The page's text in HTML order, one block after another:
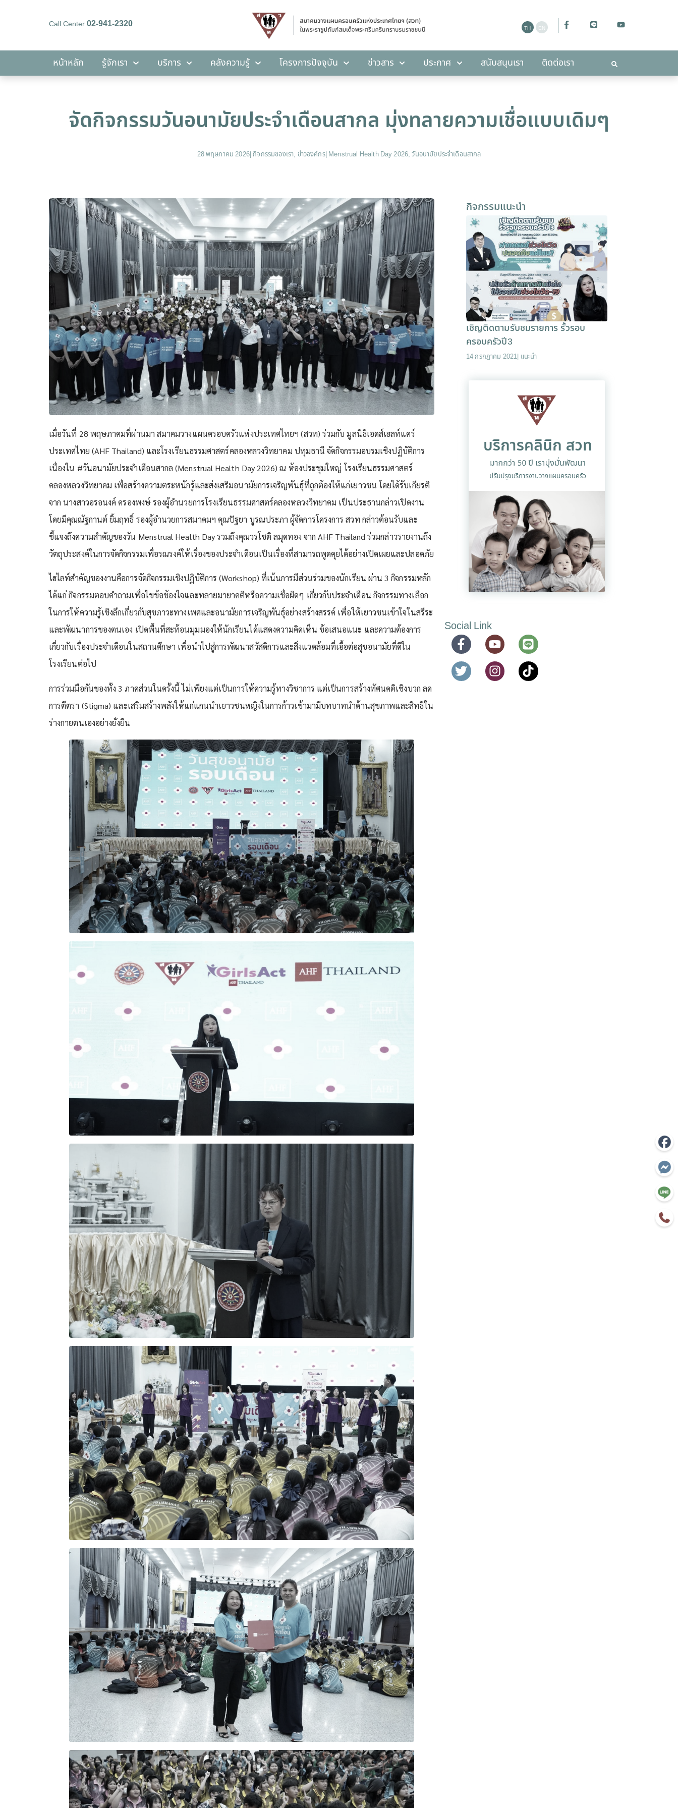
Call Center02-941-2320
หน้าหลัก รู้จักเรา บริการ คลังความรู้ โครงการปัจจุบัน ข่าวสาร ประกาศ สนับสนุนเรา ติดต่อเรา
คลังความรู้ โครงการปัจจุบัน สนับสนุนเรา
จัดกิจกรรมวันอนามัยประจำเดือนสากล มุ่งทลายความเชื่อแบบเดิมๆ
28 พฤษภาคม 2026| กิจกรรมของเรา, ข่าวองค์กร| Menstrual Health Day 2026,วันอนามัยประจำเดือนสากล
เมื่อวันที่ 28 พฤษภาคมที่ผ่านมา สมาคมวางแผนครอบครัวแห่งประเทศไทยฯ (สวท) ร่วมกับ มูลนิธิเอดส์เฮลท์แคร์
ประเทศไทย (AHF Thailand) และโรงเรียนธรรมศาสตร์คลองหลวงวิทยาคม ปทุมธานี จัดกิจกรรมอบรมเชิงปฏิบัติการ
เนื่องใน #วันอนามัยประจำเดือนสากล (Menstrual Health Day 2026) ณ ห้องประชุมใหญ่ โรงเรียนธรรมศาสตร์
คลองหลวงวิทยาคม เพื่อสร้างความตระหนักรู้และส่งเสริมอนามัยการเจริญพันธุ์ที่ถูกต้องให้แก่เยาวชน โดยได้รับเกียรติ
จาก นางสาวอรอนงค์ ครองพงษ์ รองผู้อำนวยการโรงเรียนธรรมศาสตร์คลองหลวงวิทยาคม เป็นประธานกล่าวเปิดงาน
โดยมีคุณณัฐกานต์ ยิ้มฤทธิ์ รองผู้อำนวยการสมาคมฯ คุณปัฐยา บูรณประภา ผู้จัดการโครงการ สวท กล่าวต้อนรับและ
ชี้แจงถึงความสำคัญของวัน Menstrual Health Day รวมถึงคุณวรโชติ ลมุดทอง จาก AHF Thailand ร่วมกล่าวรายงานถึง
วัตถุประสงค์ในการจัดกิจกรรมเพื่อรณรงค์ให้เรื่องของประจำเดือนเป็นเรื่องที่สามารถพูดคุยได้อย่างเปิดเผยและปลอดภัย
ไฮไลท์สำคัญของงานคือการจัดกิจกรรมเชิงปฏิบัติการ (Workshop) ที่เน้นการมีส่วนร่วมของนักเรียน ผ่าน 3 กิจกรรมหลัก
ได้แก่ กิจกรรมตอบคำถามเพื่อไขข้อข้องใจและทลายมายาคติหรือความเชื่อผิดๆ เกี่ยวกับประจำเดือน กิจกรรมทางเลือก
ในการให้ความรู้เชิงลึกเกี่ยวกับสุขภาวะทางเพศและอนามัยการเจริญพันธุ์อย่างสร้างสรรค์ เพื่อให้เยาวชนเข้าใจในสรีระ
และพัฒนาการของตนเอง เปิดพื้นที่สะท้อนมุมมองให้นักเรียนได้แสดงความคิดเห็น ข้อเสนอแนะ และความต้องการ
เกี่ยวกับเรื่องประจำเดือนในสถานศึกษา เพื่อนำไปสู่การพัฒนาสวัสดิการและสิ่งแวดล้อมที่เอื้อต่อสุขอนามัยที่ดีใน
โรงเรียนต่อไป
การร่วมมือกันของทั้ง 3 ภาคส่วนในครั้งนี้ ไม่เพียงแต่เป็นการให้ความรู้ทางวิชาการ แต่เป็นการสร้างทัศนคติเชิงบวก ลด
การตีตรา (Stigma) และเสริมสร้างพลังให้แก่แกนนำเยาวชนหญิงในการก้าวเข้ามามีบทบาทนำด้านสุขภาพและสิทธิใน
ร่างกายตนเองอย่างยั่งยืน
กิจกรรมแนะนำ
เชิญติดตามรับชมรายการ รั้วรอบ
ครอบครัวปี3
14 กรกฎาคม 2021| แนะนำ
Social Link